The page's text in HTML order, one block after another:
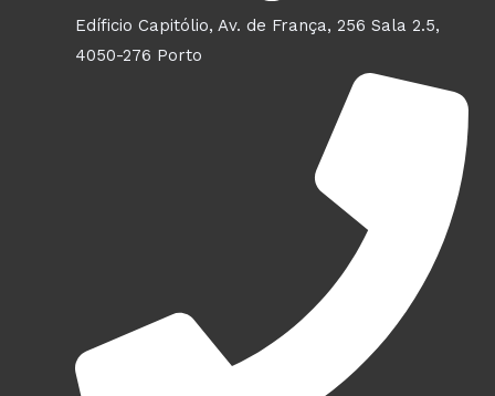
Edíficio Capitólio, Av. de França, 256 Sala 2.5,
4050-276 Porto